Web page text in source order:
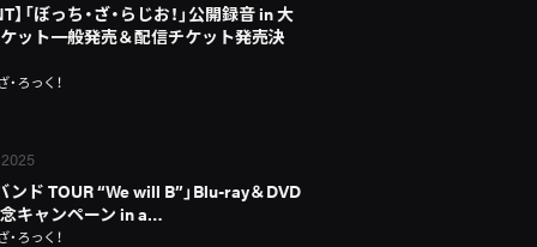
】「ぼっち・ざ・らじお！」公開録音 in 大
ット一般発売＆配信チケット発売決
・ろっく！
ンド TOUR “We will B”」Blu-ray＆DVD
キャンペーン in a…
・ろっく！